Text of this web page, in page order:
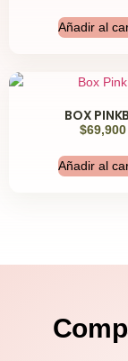
Añadir al
BOX
$69,900
Añadir al